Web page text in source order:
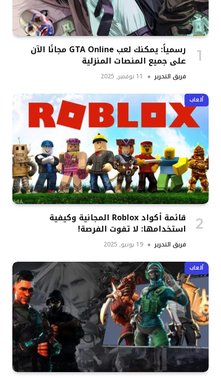
رسمياً: يمكنك لعب GTA Online مجانًا الآن
على جميع المنصات المنزلية
فريق التحرير 11 نوفمبر, 2025
ألعاب
قائمة أكواد Roblox المجانية وكيفية
استخدامها: لا تفوت الفرصة!
فريق التحرير 19 يونيو, 2025
ألعاب